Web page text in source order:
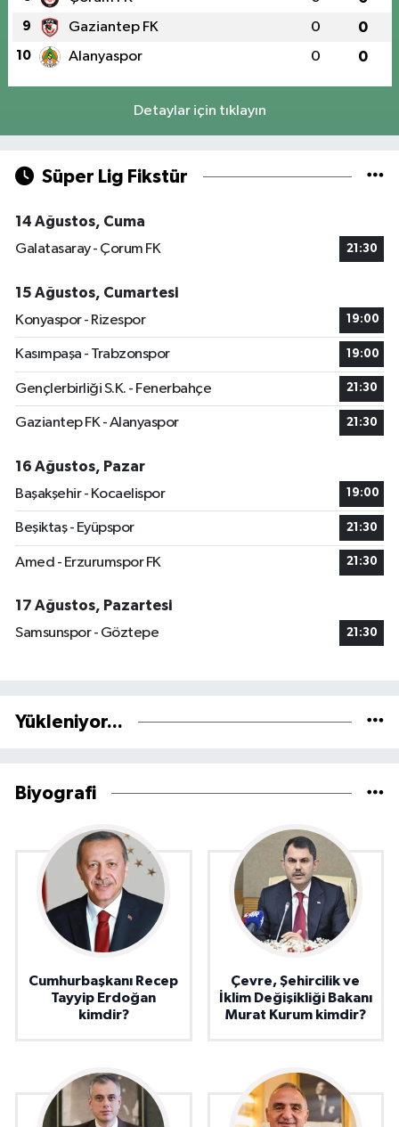
9 Gaziantep FK 0 0
10 Alanyaspor 0 0
Detaylar için tıklayın
Süper Lig Fikstür
14 Ağustos, Cuma
Galatasaray - Çorum FK
21:30
15 Ağustos, Cumartesi
Konyaspor - Rizespor
19:00
Kasımpaşa - Trabzonspor 19:00
Gençlerbirliği S.K. - Fenerbahçe 21:30
Gaziantep FK - Alanyaspor 21:30
16 Ağustos, Pazar
Başakşehir - Kocaelispor
19:00
Beşiktaş - Eyüpspor 21:30
Amed - Erzurumspor FK 21:30
17 Ağustos, Pazartesi
Samsunspor - Göztepe
21:30
Yükleniyor...
Biyografi
Cumhurbaşkanı Recep
Tayyip Erdoğan
kimdir?
Çevre, Şehircilik ve
İklim Değişikliği Bakanı
Murat Kurum kimdir?